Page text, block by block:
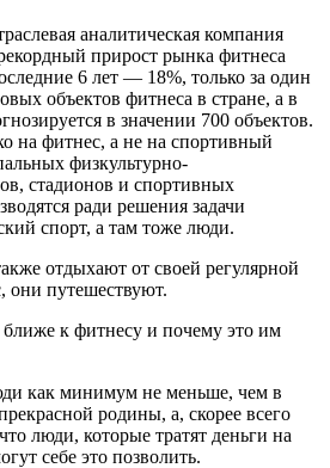
аналитическая компания
прирост рынка фитнеса
6 лет — 18%, только за один
объектов фитнеса в стране, а в
в значении 700 объектов.
на фитнес, а не на спортивный
физкультурно-
стадионов и спортивных
ради решения задачи
спорт, а там тоже люди.
отдыхают от своей регулярной
они путешествуют.
как минимум не меньше, чем в
родины, а, скорее всего
люди, которые тратят деньги на
себе это позволить.